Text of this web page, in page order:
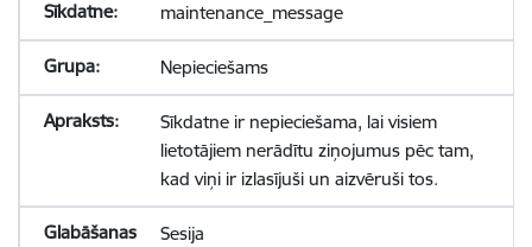
maintenance_message
Nepieciešams
Sīkdatne ir nepieciešama, lai visiem
lietotājiem nerādītu ziņojumus pēc tam,
kad viņi ir izlasījuši un aizvēruši tos.
Sesija